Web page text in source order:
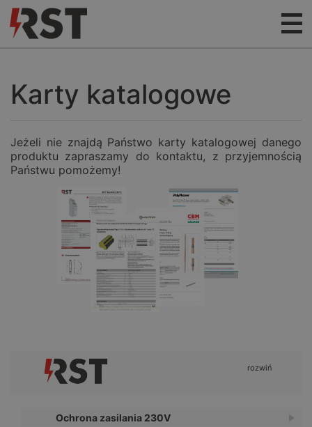
Karty katalogowe
Jeżeli nie znajdą Państwo karty katalogowej danego
produktu zapraszamy do kontaktu, z przyjemnością
Państwu pomożemy!
rozwiń
Ochrona zasilania 230V